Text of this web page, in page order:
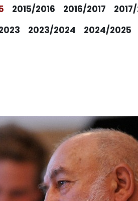
2015/2016 2016/2017
2023/2024 2024/2025